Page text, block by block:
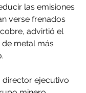
las emisiones
verse frenados
advirtió el
metal más
director ejecutivo